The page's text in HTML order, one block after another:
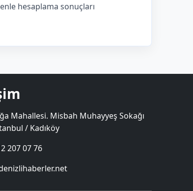
hesaplama sonuçları
Mahallesi. Misbah Muhayyeş Sokağı
/ Kadıköy
207 07 76